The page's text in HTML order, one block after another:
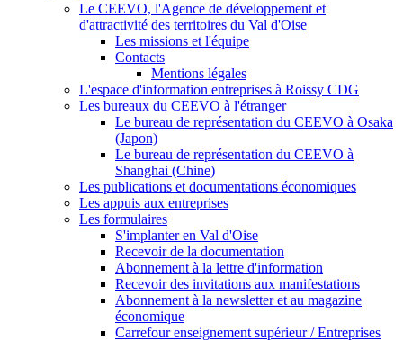
Le CEEVO, l'Agence de développement et
d'attractivité des territoires du Val d'Oise
Les missions et l'équipe
Contacts
Mentions légales
L'espace d'information entreprises à Roissy CDG
Les bureaux du CEEVO à l'étranger
Le bureau de représentation du CEEVO à Osaka
(Japon)
Le bureau de représentation du CEEVO à
Shanghai (Chine)
Les publications et documentations économiques
Les appuis aux entreprises
Les formulaires
S'implanter en Val d'Oise
Recevoir de la documentation
Abonnement à la lettre d'information
Recevoir des invitations aux manifestations
Abonnement à la newsletter et au magazine
économique
Carrefour enseignement supérieur / Entreprises